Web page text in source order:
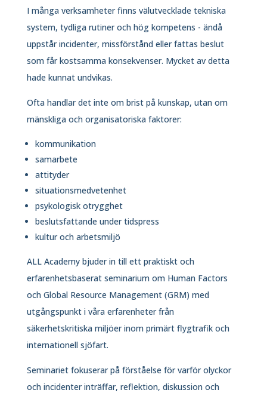
I många verksamheter finns välutvecklade tekniska
system, tydliga rutiner och hög kompetens - ändå
uppstår incidenter, missförstånd eller fattas beslut
som får kostsamma konsekvenser. Mycket av detta
hade kunnat undvikas.
Ofta handlar det inte om brist på kunskap, utan om
mänskliga och organisatoriska faktorer:
kommunikation
samarbete
attityder
situationsmedvetenhet
psykologisk otrygghet
beslutsfattande under tidspress
kultur och arbetsmiljö
ALL Academy bjuder in till ett praktiskt och
erfarenhetsbaserat seminarium om Human Factors
och Global Resource Management (GRM) med
utgångspunkt i våra erfarenheter från
säkerhetskritiska miljöer inom primärt flygtrafik och
internationell sjöfart.
Seminariet fokuserar på förståelse för varför olyckor
och incidenter inträffar, reflektion, diskussion och